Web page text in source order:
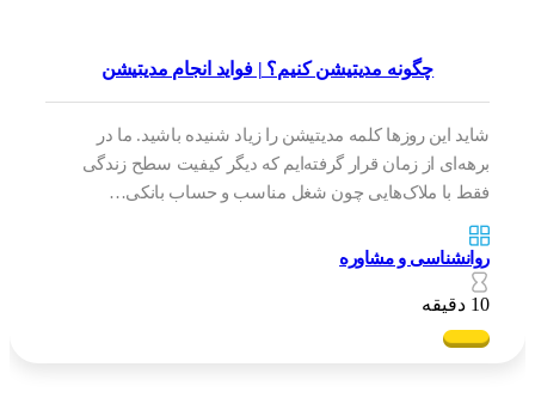
چگونه مدیتیشن کنیم؟ | فواید انجام مدیتیشن
شاید این روزها کلمه مدیتیشن را زیاد شنیده باشید. ما در
برهه‌ای از زمان قرار گرفته‌ایم که دیگر کیفیت سطح زندگی
فقط با ملاک‌هایی چون شغل مناسب و حساب بانکی…
روانشناسی و مشاوره